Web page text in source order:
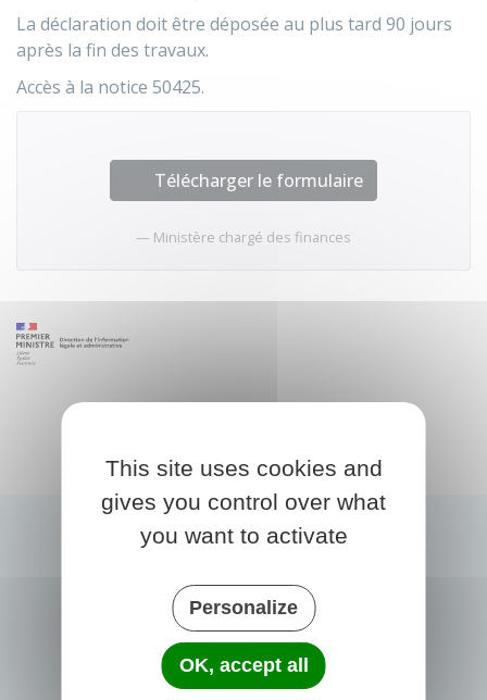
La déclaration doit être déposée au plus tard 90 jours
après la fin des travaux.
Accès à la notice 50425.
Télécharger le formulaire
Ministère chargé des finances
This site uses cookies and
gives you control over what
you want to activate
Personalize
OK, accept all